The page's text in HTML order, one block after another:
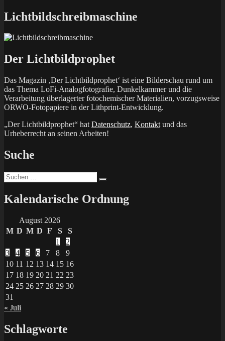
Lichtbildschreibmaschine
Der Lichtbildprophet
Das Magazin ‚Der Lichtbildprophet‘ ist eine Bilderschau rund um
das Thema LoFi-Analogfotografie, Dunkelkammer und die
Verarbeitung überlagerter fotochemischer Materialien, vorzugsweise
ORWO-Fotopapiere in der Lithprint-Entwicklung.
„Der Lichtbildprophet“ hat Datenschutz, Kontakt und das
Urheberrecht an seinen Arbeiten!
Suche
Suchen
nach:
Kalendarische Ordnung
August 2026
M D M D F S
S
1
2
3
4 5 6 7 8
9
10 11 12 13 14 15 16
17 18 19 20 21 22 23
24 25 26 27 28 29 30
31
« Juli
Schlagworte